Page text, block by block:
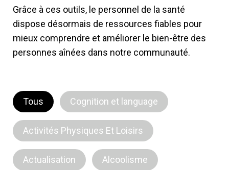
Grâce à ces outils, le personnel de la santé
dispose désormais de ressources fiables pour
mieux comprendre et améliorer le bien-être des
personnes aînées dans notre communauté.
Tous Cognition et language
Activités Physiques Et Loisirs
Actualisation Alcoolisme